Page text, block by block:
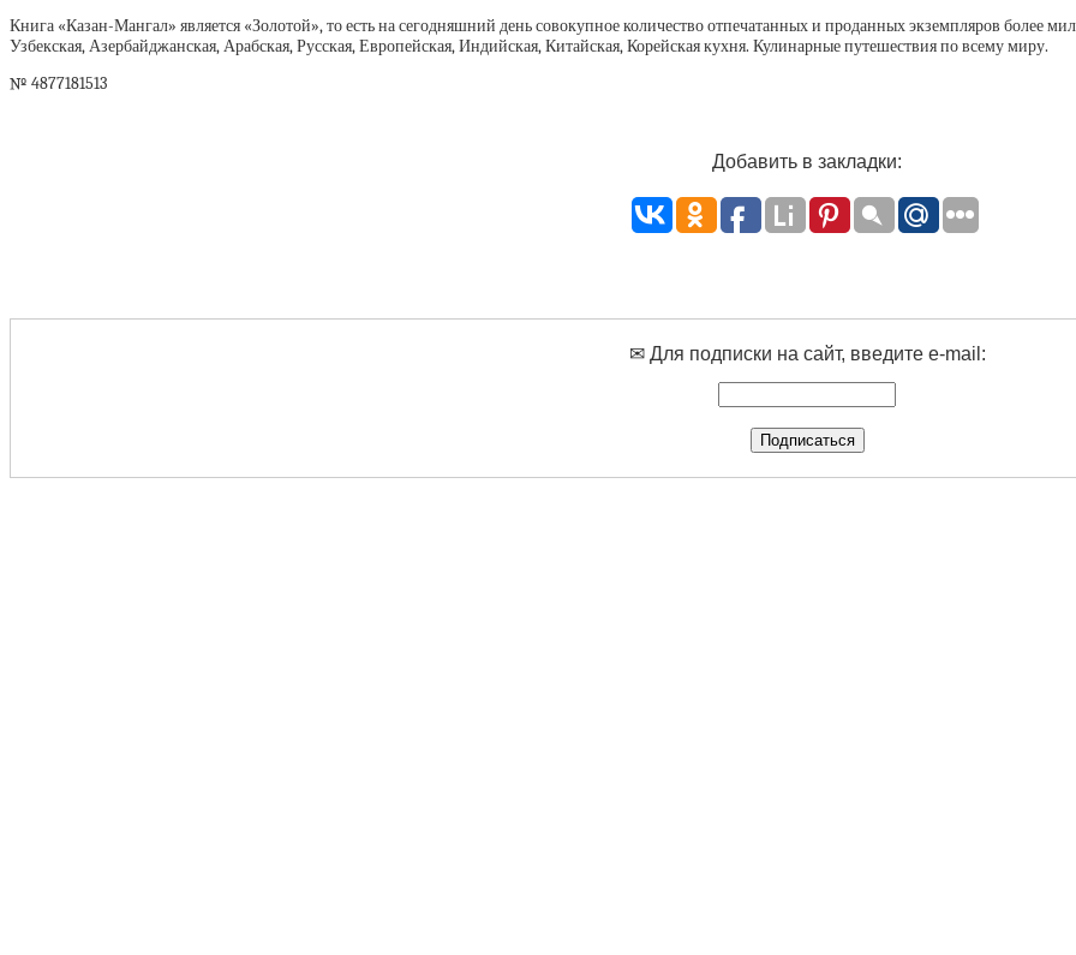
Книга «Казан-Мангал» является «Золотой», то есть на сегодняшний день совокупное количество отпечатанных и проданных экземпляров более
Узбекская, Азербайджанская, Арабская, Русская, Европейская, Индийская, Китайская, Корейская кухня. Кулинарные путешествия по всему миру.
№ 4877181513
Добавить в закладки:
✉ Для подписки на сайт, введите e-mail: